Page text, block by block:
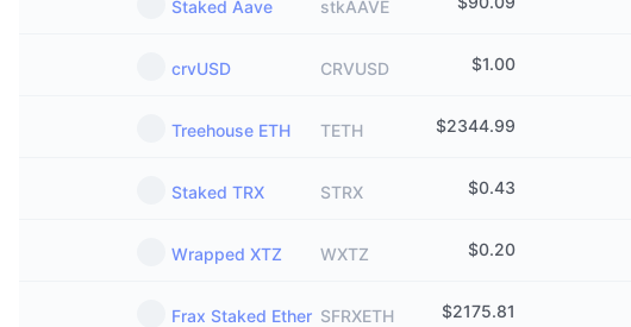
Staked Aave stkAAVE
crvUSD CRVUSD $1.00
Treehouse ETH TETH $2344.99
Staked TRX STRX $0.43
Wrapped XTZ WXTZ $0.20
Frax Staked Ether SFRXETH $2175.81